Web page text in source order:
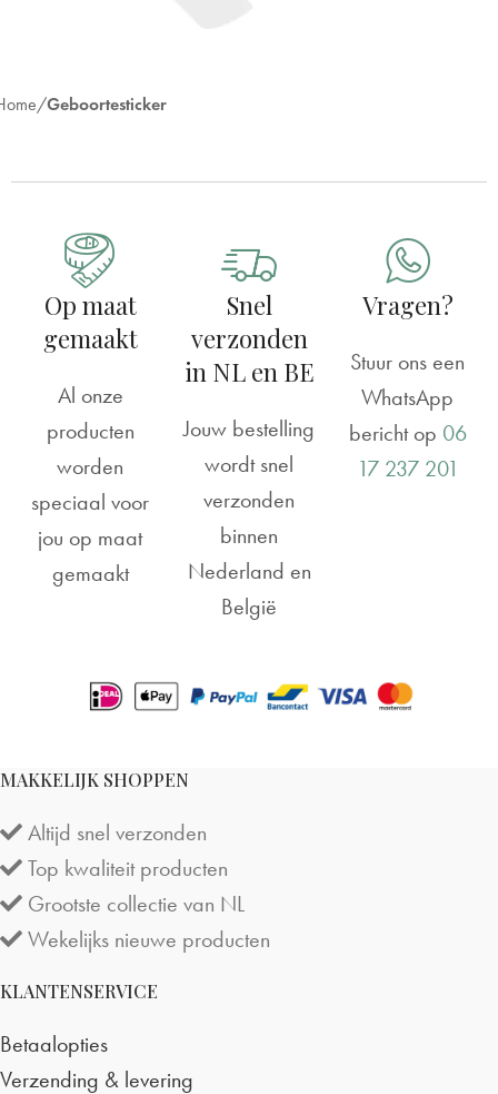
Geboortesticker
Op maat
gemaakt
Al onze
producten
worden
speciaal voor
jou op maat
gemaakt
Snel
verzonden
in NL en BE
Jouw bestelling
wordt snel
verzonden
binnen
Nederland en
België
Vragen?
Stuur ons een
WhatsApp
bericht op 06
17 237 201
MAKKELIJK SHOPPEN
Altijd snel verzonden
Top kwaliteit producten
Grootste collectie van NL
Wekelijks nieuwe producten
KLANTENSERVICE
Betaalopties
Verzending & levering